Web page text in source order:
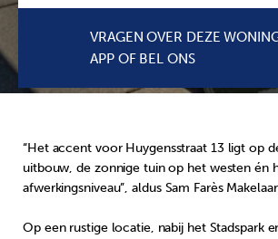
VRAGEN OVER DEZE
APP OF BEL ONS
“Het accent voor Huygensstraat 13 ligt op
uitbouw, de zonnige tuin op het westen én
afwerkingsniveau”, aldus Sam Farès
Op een rustige locatie, nabij het Stadspark